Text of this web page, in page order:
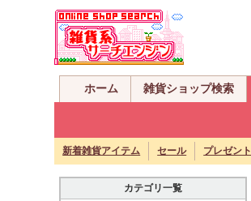
ホーム 雑貨ショップ検索
新着雑貨アイテム セール プレゼント
カテゴリ一覧